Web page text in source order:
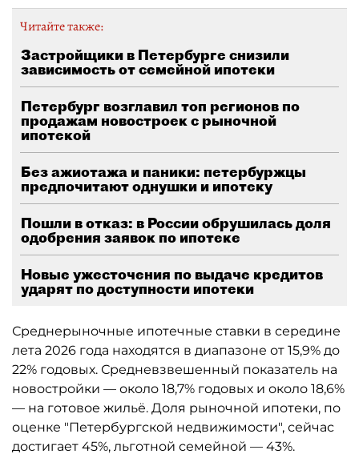
Читайте также:
Застройщики в Петербурге снизили
зависимость от семейной ипотеки
Петербург возглавил топ регионов по
продажам новостроек с рыночной
ипотекой
Без ажиотажа и паники: петербуржцы
предпочитают однушки и ипотеку
Пошли в отказ: в России обрушилась доля
одобрения заявок по ипотеке
Новые ужесточения по выдаче кредитов
ударят по доступности ипотеки
Среднерыночные ипотечные ставки в середине
лета 2026 года находятся в диапазоне от 15,9% до
22% годовых. Средневзвешенный показатель на
новостройки — около 18,7% годовых и около 18,6%
— на готовое жильё. Доля рыночной ипотеки, по
оценке "Петербургской недвижимости", сейчас
достигает 45%, льготной семейной — 43%.